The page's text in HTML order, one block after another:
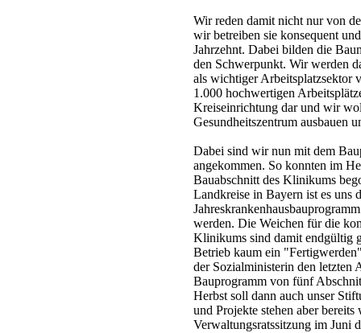
Wir reden damit nicht nur von
wir betreiben sie konsequent
Jahrzehnt. Dabei bilden die
den Schwerpunkt. Wir werden
als wichtiger Arbeitsplatzsektor
1.000 hochwertigen
Kreiseinrichtung dar und wir
Gesundheitszentrum ausbauen
Dabei sind wir nun mit dem
angekommen. So konnten im
Bauabschnitt des Klinikums
Landkreise in Bayern ist es uns
werden. Die Weichen für die
Klinikums sind damit endgültig
Betrieb kaum ein
der Sozialministerin den letzten
Bauprogramm von fünf
Herbst soll dann auch unser
und Projekte stehen aber
Verwaltungsratssitzung im Juni